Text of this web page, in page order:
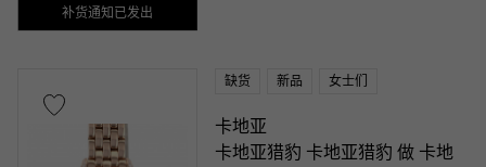
补货通知已发出
缺货 新品 女士们
卡地亚
卡地亚猎豹 卡地亚猎豹 做 卡地